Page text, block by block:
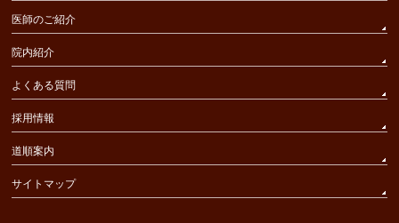
医師のご紹介
院内紹介
よくある質問
採用情報
道順案内
サイトマップ